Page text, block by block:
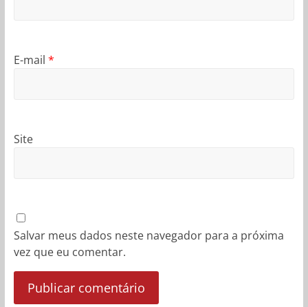
E-mail *
Site
Salvar meus dados neste navegador para a próxima
vez que eu comentar.